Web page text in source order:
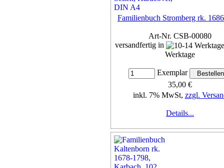
Familienbuch Stromberg rk.
Art-Nr. CSB-00080
versandfertig in
Werktage
Exemplar
35,00 €
inkl. 7% MwSt, zzgl.
Details...